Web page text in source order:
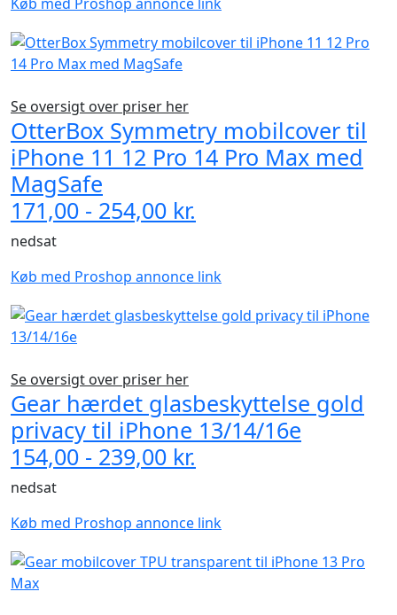
Køb med Proshop annonce link
Se oversigt over priser her
OtterBox Symmetry mobilcover til
iPhone 11 12 Pro 14 Pro Max med
MagSafe
171,00 - 254,00 kr.
nedsat
Køb med Proshop annonce link
Se oversigt over priser her
Gear hærdet glasbeskyttelse gold
privacy til iPhone 13/14/16e
154,00 - 239,00 kr.
nedsat
Køb med Proshop annonce link